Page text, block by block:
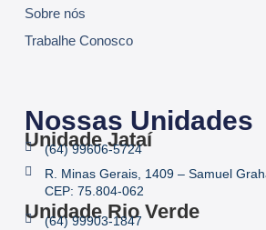
Sobre nós
Trabalhe Conosco
Nossas Unidades
Unidade Jataí
(64) 99606-5724
R. Minas Gerais, 1409 – Samuel
CEP: 75.804-062
Unidade Rio Verde
(64) 99903-1847